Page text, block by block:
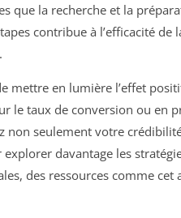
que la recherche et la
contribue à l’efficacité
mettre en lumière l’effet
le taux de conversion ou en
non seulement votre
davantage les
des ressources comme cet